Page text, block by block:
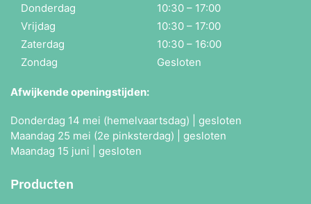
Donderdag
10:30 – 17:00
Vrijdag
10:30 – 17:00
Zaterdag
10:30 – 16:00
Zondag
Gesloten
Afwijkende openingstijden:
Donderdag 14 mei (hemelvaartsdag) | gesloten
Maandag 25 mei (2e pinksterdag) | gesloten
Maandag 15 juni | gesloten
Producten